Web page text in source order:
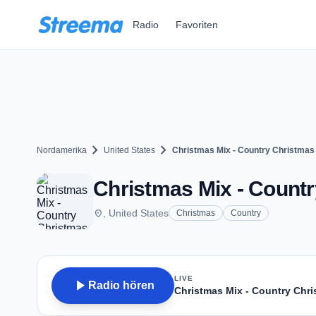
Radio Favoriten
Nordamerika chevron_right United States chevron_right Christmas Mix - Country Christmas
Christmas Mix -
place , United States Christmas Country
play_arrow Radio hören
LIVE
Christmas Mix - Country